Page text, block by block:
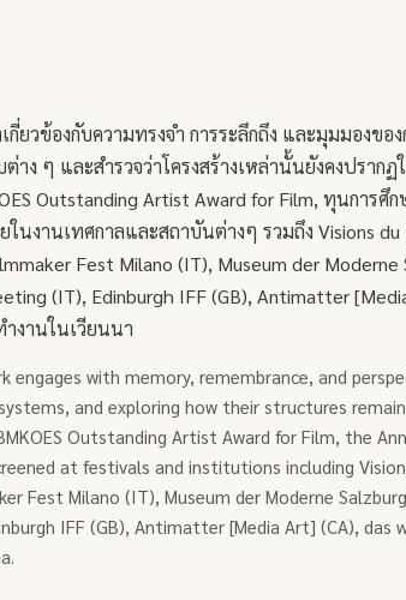
วข้องกับความทรงจำ การระลึกถึง และมุมมองขอ
ๆ และสำรวจว่าโครงสร้างเหล่านั้นยังคงปราก
Outstanding Artist Award for Film, ทุนการ
งานเทศกาลและสถาบันต่างๆ รวมถึง Visions du
Fest Milano (IT), Museum der Moderne
(IT), Edinburgh IFF (GB), Antimatter
ำงานในเวียนนา
engages with memory, remembrance, and
and exploring how their structures
Outstanding Artist Award for Film, the
at festivals and institutions including
Fest Milano (IT), Museum der Moderne
IFF (GB), Antimatter [Media Art] (CA), das